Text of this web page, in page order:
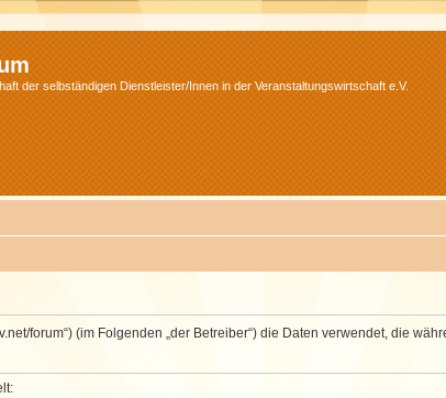
der selbständigen Dienstleister/Innen in der Veranstaltungswirtschaft e.V.
forum“) (im Folgenden „der Betreiber“) die Daten verwendet, die